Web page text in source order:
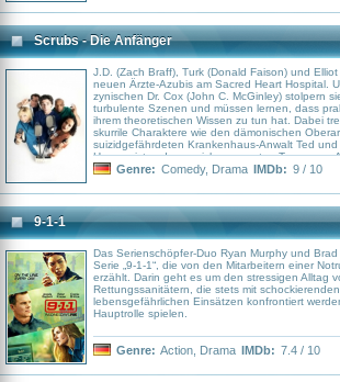
Raumschiffkapitän, an dem nicht nur sein
Erster Offizier Kif verzweifelt.
Scrubs - Die Anfänger
J.D. (Zach Braff), Turk (Donald Faison) und
neuen Ärzte-Azubis am Sacred Heart Hospital.
zynischen Dr. Cox (John C. McGinley) stolpern
turbulente Szenen und müssen lernen, dass
ihrem theoretischen Wissen zu tun hat. Dabei
skurrile Charaktere wie den dämonischen
suizidgefährdeten Krankenhaus-Anwalt Ted
Hausmeister, der es sich vom ersten Tag an zur
Leben so schwer wie möglich zu machen..
Genre: Comedy, Drama IMDb: 9 / 10
9-1-1
Das Serienschöpfer-Duo Ryan Murphy und
Serie „9-1-1“, die von den Mitarbeitern einer
erzählt. Darin geht es um den stressigen Alltag
Rettungssanitätern, die stets mit
lebensgefährlichen Einsätzen konfrontiert
Hauptrolle spielen.
Genre: Action Drama IMDb: 7.4 / 10